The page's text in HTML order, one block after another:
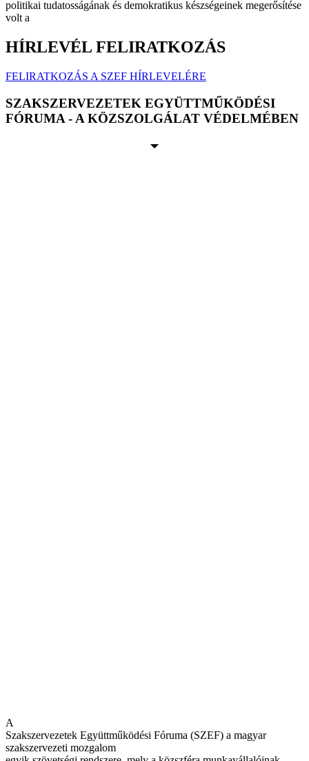
politikai tudatosságának és demokratikus készségeinek megerősítése
volt a
HÍRLEVÉL FELIRATKOZÁS
FELIRATKOZÁS A SZEF HÍRLEVELÉRE
SZAKSZERVEZETEK EGYÜTTMŰKÖDÉSI
FÓRUMA - A KÖZSZOLGÁLAT VÉDELMÉBEN
A
Szakszervezetek Együttműködési Fóruma (SZEF) a magyar
szakszervezeti mozgalom